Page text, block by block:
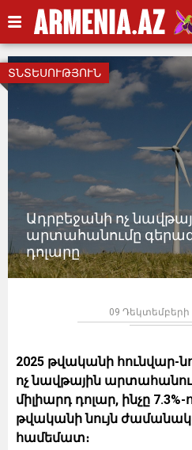
Ադրբեջանի ոչ
արտահանումը
դոլարը
ՏՆՏԵՍՈՒԹՅՈՒՆ
09 Դեկտեմբերի
2025 թվականի հունվար-
ոչ նավթային
միլիարդ դոլար, ինչը 7.3%-
թվականի նույն
համեմատ։